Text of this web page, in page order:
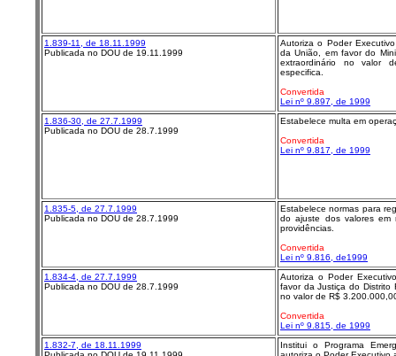
1.839-11, de 18.11.1999
Publicada no DOU de 19.11.1999
Autoriza o Poder
da União, em favor do
extraordinário no valor
especifica.
Convertida
Lei nº 9.897, de 1999
1.836-30, de 27.7.1999
Publicada no DOU de 28.7.1999
Estabelece multa em
Convertida
Lei nº 9.817, de 1999
1.835-5, de 27.7.1999
Publicada no DOU de 28.7.1999
Estabelece normas para
do ajuste dos valores em
providências.
Convertida
Lei nº 9.816, de1999
1.834-4, de 27.7.1999
Publicada no DOU de 28.7.1999
Autoriza o Poder
favor da Justiça do Distrito
no valor de R$
Convertida
Lei nº 9.815, de 1999
1.832-7, de 18.11.1999
Institui o Programa